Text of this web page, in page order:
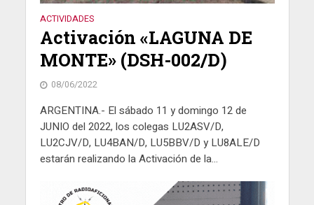
ACTIVIDADES
Activación «LAGUNA DE
MONTE» (DSH-002/D)
08/06/2022
ARGENTINA.- El sábado 11 y domingo 12 de
JUNIO del 2022, los colegas LU2ASV/D,
LU2CJV/D, LU4BAN/D, LU5BBV/D y LU8ALE/D
estarán realizando la Activación de la...